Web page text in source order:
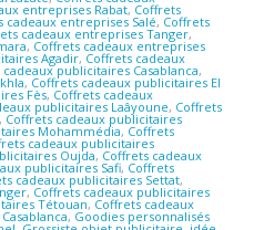
entreprises Rabat, Coffrets
cadeaux entreprises Salé, Coffrets
cadeaux entreprises Tanger,
, Coffrets cadeaux entreprises
Agadir, Coffrets cadeaux
cadeaux publicitaires Casablanca,
, Coffrets cadeaux publicitaires El
Fès, Coffrets cadeaux
publicitaires Laâyoune, Coffrets
, Coffrets cadeaux publicitaires
Mohammédia, Coffrets
cadeaux publicitaires
Oujda, Coffrets cadeaux
publicitaires Safi, Coffrets
cadeaux publicitaires Settat,
, Coffrets cadeaux publicitaires
Tétouan, Coffrets cadeaux
, Goodies personnalisés